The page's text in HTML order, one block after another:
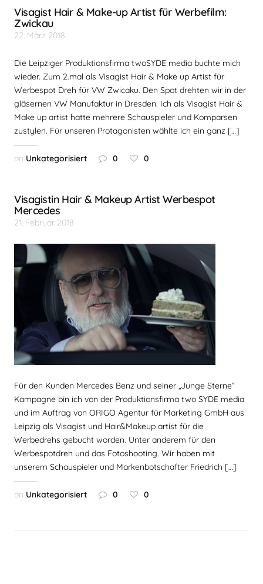
Visagist Hair & Make-up Artist für Werbefilm:
Zwickau
22. März 2018
Die Leipziger Produktionsfirma twoSYDE media buchte mich
wieder. Zum 2.mal als Visagist Hair & Make up Artist für
Werbespot Dreh für VW Zwicaku. Den Spot drehten wir in der
gläsernen VW Manufaktur in Dresden. Ich als Visagist Hair &
Make up artist hatte mehrere Schauspieler und Komparsen
zustylen. Für unseren Protagonisten wählte ich ein ganz […]
on Unkategorisiert 0 0
Visagistin Hair & Makeup Artist Werbespot
Mercedes
21. Februar 2018
Für den Kunden Mercedes Benz und seiner „Junge Sterne“
Kampagne bin ich von der Produktionsfirma two SYDE media
und im Auftrag von ORIGO Agentur für Marketing GmbH aus
Leipzig als Visagist und Hair&Makeup artist für die
Werbedrehs gebucht worden. Unter anderem für den
Werbespotdreh und das Fotoshooting. Wir haben mit
unserem Schauspieler und Markenbotschafter Friedrich […]
on Unkategorisiert 0 0